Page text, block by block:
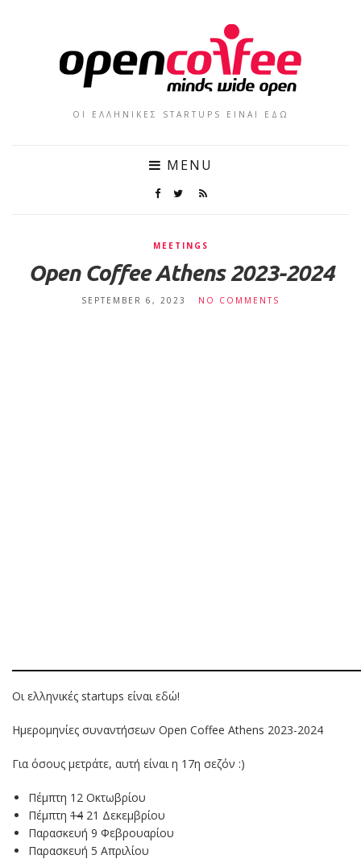
ΟΙ ΕΛΛΗΝΙΚΕΣ STARTUPS ΕΙΝΑΙ ΕΔΩ
MENU
MEETINGS
Open Coffee Athens 2023-2024
SEPTEMBER 6, 2023 NO COMMENTS
Οι ελληνικές startups είναι εδώ!
Ημερομηνίες συναντήσεων Open Coffee Athens 2023-2024
Για όσους μετράτε, αυτή είναι η 17η σεζόν :)
Πέμπτη 12 Οκτωβρίου
Πέμπτη 14 21 Δεκεμβρίου
Παρασκευή 9 Φεβρουαρίου
Παρασκευή 5 Απριλίου